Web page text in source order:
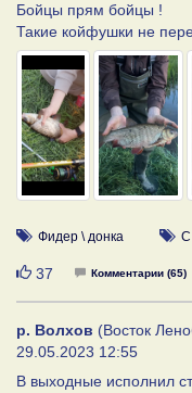
Бойцы прям бойцы !
Такие койфушки не
Фидер \ донка С
Нравится
37 Комментарии (65)
р. Волхов (Восток
29.05.2023 12:55
В выходные исполнил